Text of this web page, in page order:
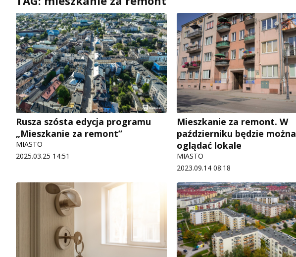
Rusza szósta edycja programu
„Mieszkanie za remont”
MIASTO
2025.03.25 14:51
Mieszkanie za remont. W
październiku będzie można
oglądać lokale
MIASTO
2023.09.14 08:18